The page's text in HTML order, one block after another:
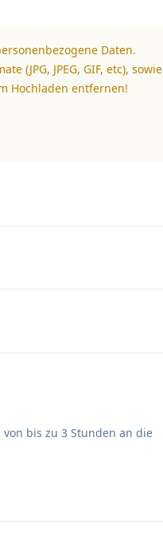
Daten.
(JPG, JPEG, GIF, etc), sowie
Hochladen entfernen!
bis zu 3 Stunden an die